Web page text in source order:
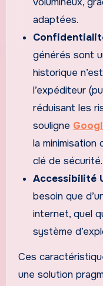
adaptées.
générés sont
historique
l’expéditeur
réduisant les
souligne
la
clé de sécurité.
Accessibilité
besoin que
internet, quel
système
Ces
une solution